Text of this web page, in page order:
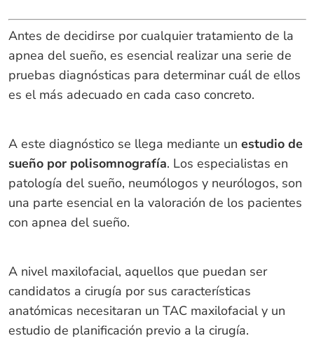
Antes de decidirse por cualquier tratamiento de la
apnea del sueño, es esencial realizar una serie de
pruebas diagnósticas para determinar cuál de ellos
es el más adecuado en cada caso concreto.
A este diagnóstico se llega mediante un estudio de
sueño por polisomnografía. Los especialistas en
patología del sueño, neumólogos y neurólogos, son
una parte esencial en la valoración de los pacientes
con apnea del sueño.
A nivel maxilofacial, aquellos que puedan ser
candidatos a cirugía por sus características
anatómicas necesitaran un TAC maxilofacial y un
estudio de planificación previo a la cirugía.